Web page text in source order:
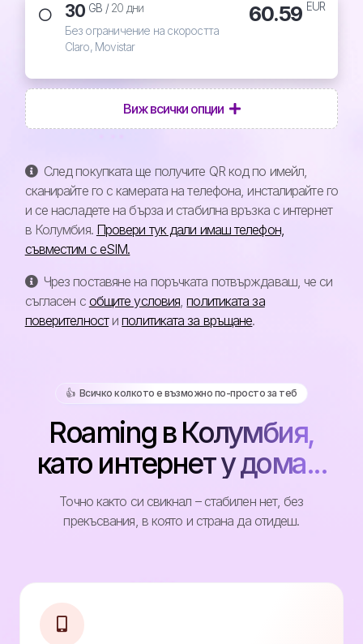
30 GB /20 дни
Без ограничение на скоростта
Claro, Movistar
60.59 EUR
Виж всички опции
След покупката ще получите QR код по имейл,
сканирайте го с камерата на телефона, инсталирайте го
и се насладете на бърза и стабилна връзка с интернет
в Колумбия. Провери тук дали имаш телефон,
съвместим с eSIM.
Чрез поставяне на поръчката потвърждаваш, че си
съгласен с общите условия ,политиката за
поверителностиполитиката за връщане.
👍️ Всичко колкото е възможно по-просто за теб
Roaming в Колумбия,
като интернет у дома...
Точно както си свикнал – стабилен нет, без
прекъсвания, в която и страна да отидеш.